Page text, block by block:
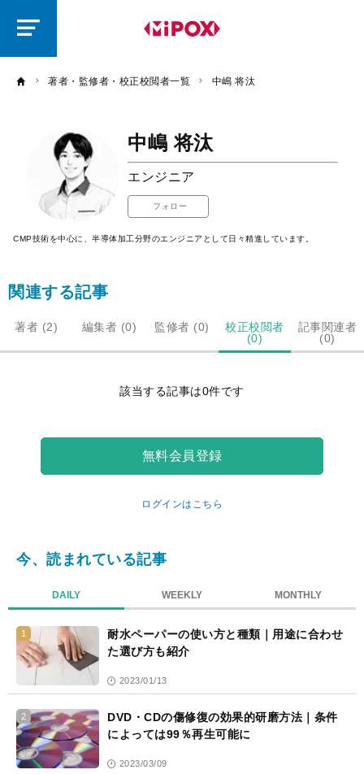
著者・監修者・校正校閲者一覧 中嶋 将汰
中嶋 将汰
エンジニア
フォロー
CMP技術を中心に、半導体加工分野のエンジニアとして日々精進しています。
関連する記事
著者 (2) 編集者 (0) 監修者 (0)
校正校閲者
(0)
記事関連者
(0)
該当する記事は0件です
無料会員登録
ログインはこちら
今、読まれている記事
DAILY WEEKLY MONTHLY
1
耐水ペーパーの使い方と種類｜用途に合わせ
た選び方も紹介
2023/01/13
2
DVD・CDの傷修復の効果的研磨方法｜条件
によっては99％再生可能に
2023/03/09